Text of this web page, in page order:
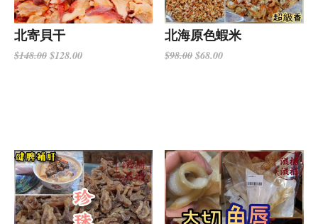
北寄貝干
$148.00$128.00
北海原色蝦米
$98.00$68.00